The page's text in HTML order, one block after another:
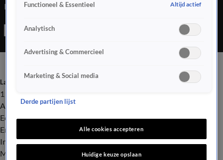
Derksen dinsdagavond deed in Vandaag Inside. Derksen zei
echte Fries kan zijn.
Laatste nieuws
112
Advies & Tips
Economie
Entertainment
Infrastructuur
Milieu en Gezondheid
Functioneel & Essentieel Altijd actief
Analytisch
Advertising & Commercieel
Marketing & Social media
Derde partijen lijst
Alle cookies accepteren
Huidige keuze opslaan